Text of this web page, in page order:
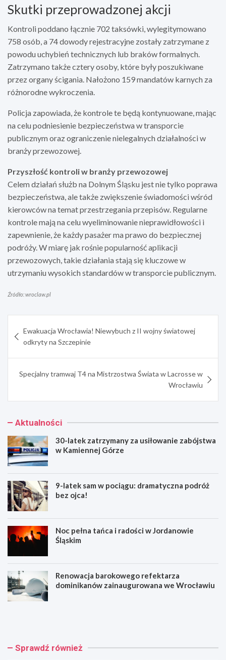
Skutki przeprowadzonej akcji
Kontroli poddano łącznie 702 taksówki, wylegitymowano
758 osób, a 74 dowody rejestracyjne zostały zatrzymane z
powodu uchybień technicznych lub braków formalnych.
Zatrzymano także cztery osoby, które były poszukiwane
przez organy ścigania. Nałożono 159 mandatów karnych za
różnorodne wykroczenia.
Policja zapowiada, że kontrole te będą kontynuowane, mając
na celu podniesienie bezpieczeństwa w transporcie
publicznym oraz ograniczenie nielegalnych działalności w
branży przewozowej.
Przyszłość kontroli w branży przewozowej
Celem działań służb na Dolnym Śląsku jest nie tylko poprawa
bezpieczeństwa, ale także zwiększenie świadomości wśród
kierowców na temat przestrzegania przepisów. Regularne
kontrole mają na celu wyeliminowanie nieprawidłowości i
zapewnienie, że każdy pasażer ma prawo do bezpiecznej
podróży. W miarę jak rośnie popularność aplikacji
przewozowych, takie działania stają się kluczowe w
utrzymaniu wysokich standardów w transporcie publicznym.
Źródło: wroclaw.pl
wpisu
Ewakuacja Wrocławia! Niewybuch z II wojny światowej
odkryty na Szczepinie
Specjalny tramwaj T4 na Mistrzostwa Świata w Lacrosse w
Wrocławiu
Aktualności
30-latek zatrzymany za usiłowanie zabójstwa
w Kamiennej Górze
9-latek sam w pociągu: dramatyczna podróż
bez ojca!
Noc pełna tańca i radości w Jordanowie
Śląskim
Renowacja barokowego refektarza
dominikanów zainaugurowana we Wrocławiu
3
t
9
e Sprawdź również